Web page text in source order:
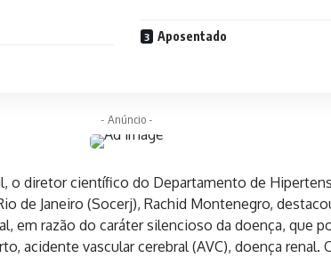
Aposentado
- Anúncio -
o diretor científico do Departamento de
de Janeiro (Socerj), Rachid Montenegro,
em razão do caráter silencioso da doença, que
acidente vascular cerebral (AVC), doença renal.